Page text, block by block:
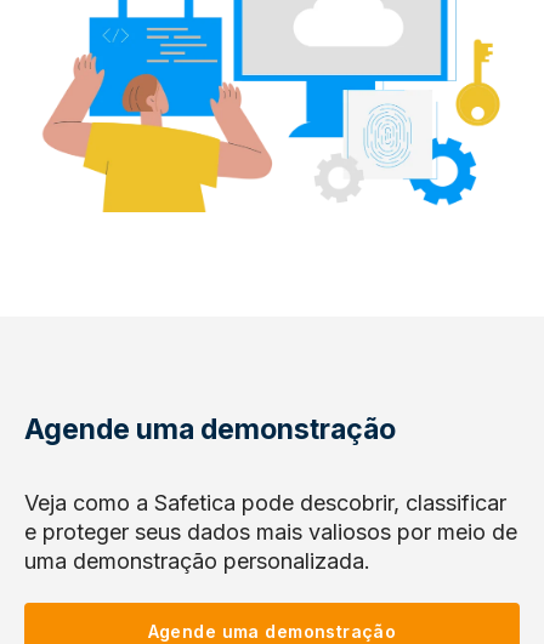
Agende uma demonstração
Veja como a Safetica pode descobrir, classificar
e proteger seus dados mais valiosos por meio de
uma demonstração personalizada.
Agende uma demonstração